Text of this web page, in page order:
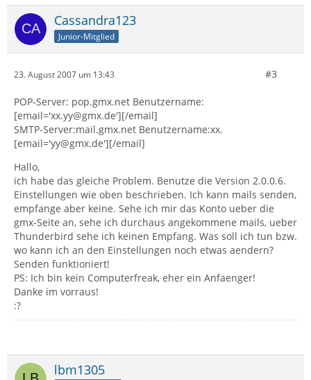
Cassandra123
Junior-Mitglied
23. August 2007 um 13:43 #3
POP-Server: pop.gmx.net Benutzername:
[email='xx.yy@gmx.de'][/email]
SMTP-Server:mail.gmx.net Benutzername:xx.
[email='yy@gmx.de'][/email]
Hallo,
ich habe das gleiche Problem. Benutze die Version 2.0.0.6.
Einstellungen wie oben beschrieben. Ich kann mails senden,
empfange aber keine. Sehe ich mir das Konto ueber die
gmx-Seite an, sehe ich durchaus angekommene mails, ueber
Thunderbird sehe ich keinen Empfang. Was soll ich tun bzw.
wo kann ich an den Einstellungen noch etwas aendern?
Senden funktioniert!
PS: Ich bin kein Computerfreak, eher ein Anfaenger!
Danke im vorraus!
:?
lbm1305